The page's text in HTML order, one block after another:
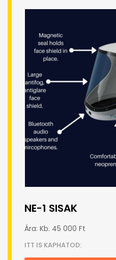
NE-1 SISAK
Ára: Kb. 45 000 Ft
ITT IS KAPHATOD: